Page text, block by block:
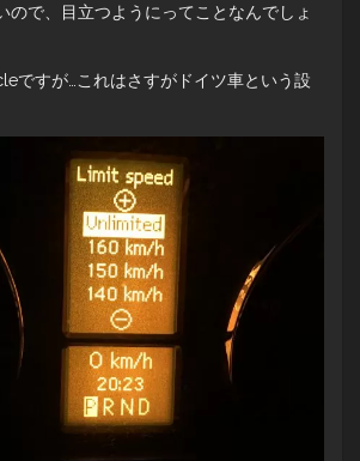
ので、目立つようにってことなんでしょ
ですが…これはさすがドイツ車という設